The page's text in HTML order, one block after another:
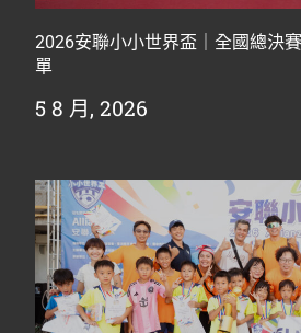
2026安聯小小世界盃｜全國總決
單
5 8 月, 2026